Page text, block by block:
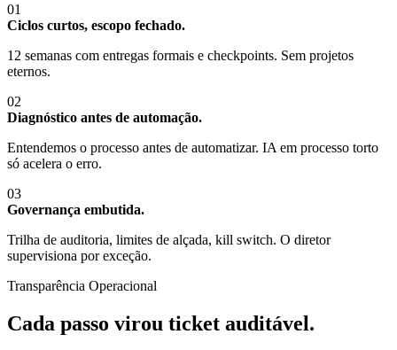
01
Ciclos curtos, escopo fechado.
12 semanas com entregas formais e checkpoints. Sem projetos
eternos.
02
Diagnóstico antes de automação.
Entendemos o processo antes de automatizar. IA em processo torto
só acelera o erro.
03
Governança embutida.
Trilha de auditoria, limites de alçada, kill switch. O diretor
supervisiona por exceção.
Transparência Operacional
Cada passo virou ticket auditável.